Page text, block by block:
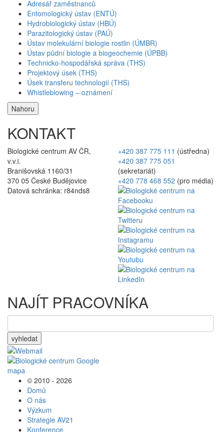
Adresář zaměstnanců
Entomologický ústav (ENTÚ)
Hydrobiologický ústav (HBÚ)
Parazitologický ústav (PAÚ)
Ústav molekulární biologie rostlin (ÚMBR)
Ústav půdní biologie a biogeochemie (ÚPBB)
Technicko-hospodářská správa (THS)
Projektový úsek (THS)
Úsek transferu technologií (THS)
Whistleblowing – oznámení
Nahoru
KONTAKT
Biologické centrum AV ČR,
v.v.i.
Branišovská 1160/31
370 05 České Budějovice
Datová schránka: r84nds8
+420 387 775 111 (ústředna)
+420 387 775 051
(sekretariát)
+420 778 468 552 (pro média)
NAJÍT PRACOVNÍKA
vyhledat
© 2010 - 2026
Domů
O nás
Výzkum
Strategie AV21
Konference